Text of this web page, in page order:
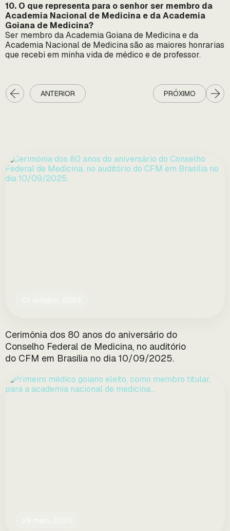
10. O que representa para o senhor ser membro da
Academia Nacional de Medicina e da Academia
Goiana de Medicina?
Ser membro da Academia Goiana de Medicina e da
Academia Nacional de Medicina são as maiores honrarias
que recebi em minha vida de médico e de professor.
ANTERIOR PRÓXIMO
Cerimônia dos 80 anos do aniversário do
Conselho Federal de Medicina, no auditório
do CFM em Brasília no dia 10/09/2025.